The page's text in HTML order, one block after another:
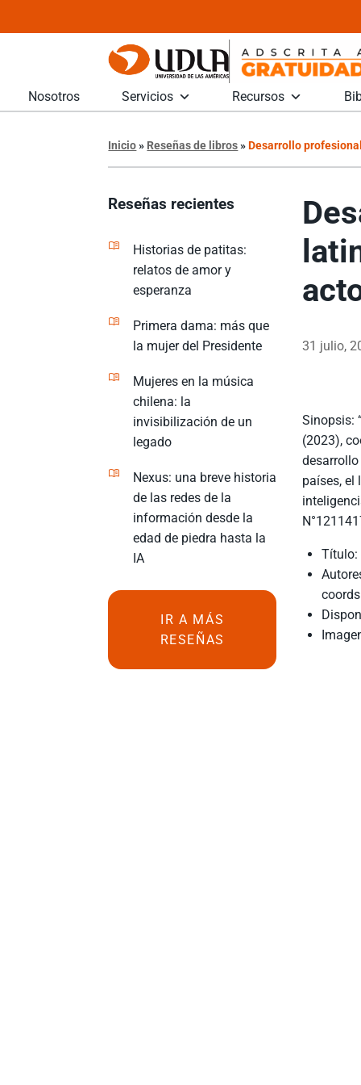
Nosotros Servicios Recursos
Inicio» Reseñas de libros»Desarrollo
Reseñas recientes
Historias de patitas:
relatos de amor y
esperanza
Primera dama: más que
la mujer del Presidente
Mujeres en la música
chilena: la
invisibilización de un
legado
Nexus: una breve historia
de las redes de la
información desde la
edad de piedra hasta la
IA
IR A MÁS
RESEÑAS
31 julio,
Sinopsis:
(2023),
países, el
Título: